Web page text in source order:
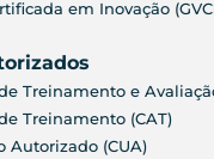
em Inovação
Treinamento e
Treinamento (CAT)
Autorizado (CUA)